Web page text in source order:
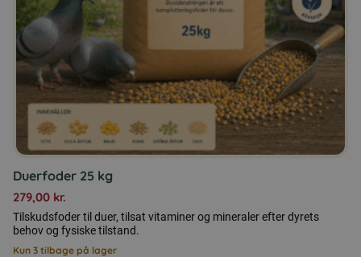
Duerfoder 25 kg
279,00 kr.
Tilskudsfoder til duer, tilsat vitaminer og mineraler efter dyrets
behov og fysiske tilstand.
Kun 3 tilbage på lager